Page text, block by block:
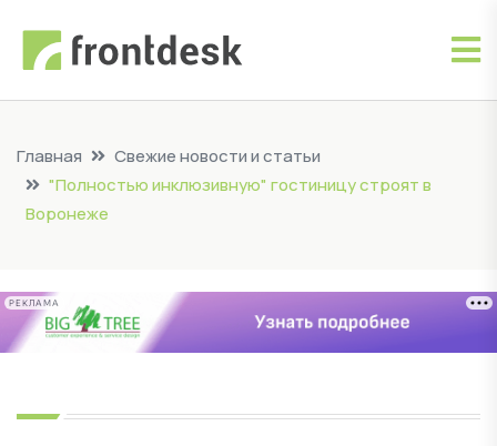
Главная
Свежие новости и статьи
"Полностью инклюзивную" гостиницу строят в
Воронеже
РЕКЛАМА